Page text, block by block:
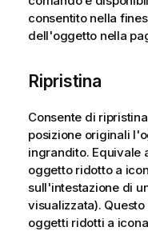
consentito nella
dell'oggetto nella
Ripristina
Consente di
posizione originali
ingrandito. Equivale
oggetto ridotto a
sull'intestazione di
visualizzata).
oggetti ridotti a